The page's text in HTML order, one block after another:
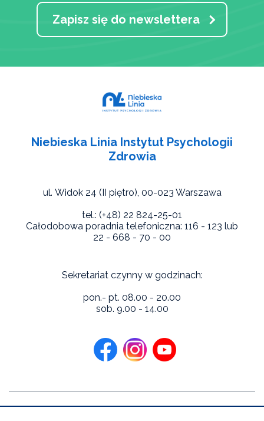
Zapisz się do newslettera
Niebieska Linia Instytut Psychologii
Zdrowia
ul. Widok 24 (II piętro), 00-023 Warszawa
tel.: (+48) 22 824-25-01
Całodobowa poradnia telefoniczna: 116 - 123 lub
22 - 668 - 70 - 00
Sekretariat czynny w godzinach:
pon.- pt. 08.00 - 20.00
sob. 9.00 - 14.00